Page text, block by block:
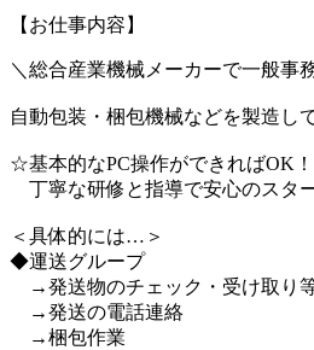
【お仕事内容】
＼総合産業機械メーカーで一般事
自動包装・梱包機械などを製造し
☆基本的なPC操作ができればOK！
丁寧な研修と指導で安心のスタ
＜具体的には…＞
◆運送グループ
→発送物のチェック・受け取り
→発送の電話連絡
→梱包作業